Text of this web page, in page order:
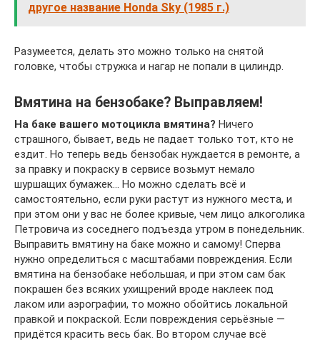
другое название Honda Sky (1985 г.)
Разумеется, делать это можно только на снятой
головке, чтобы стружка и нагар не попали в цилиндр.
Вмятина на бензобаке? Выправляем!
На баке вашего мотоцикла вмятина? Ничего
страшного, бывает, ведь не падает только тот, кто не
ездит. Но теперь ведь бензобак нуждается в ремонте, а
за правку и покраску в сервисе возьмут немало
шуршащих бумажек… Но можно сделать всё и
самостоятельно, если руки растут из нужного места, и
при этом они у вас не более кривые, чем лицо алкоголика
Петровича из соседнего подъезда утром в понедельник.
Выправить вмятину на баке можно и самому! Сперва
нужно определиться с масштабами повреждения. Если
вмятина на бензобаке небольшая, и при этом сам бак
покрашен без всяких ухищрений вроде наклеек под
лаком или аэрографии, то можно обойтись локальной
правкой и покраской. Если повреждения серьёзные —
придётся красить весь бак. Во втором случае всё